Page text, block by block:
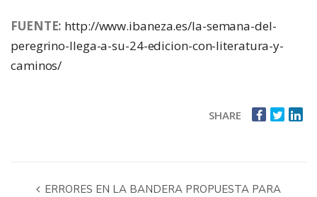
FUENTE: http://www.ibaneza.es/la-semana-del-
peregrino-llega-a-su-24-edicion-con-literatura-y-
caminos/
SHARE
ERRORES EN LA BANDERA PROPUESTA PARA